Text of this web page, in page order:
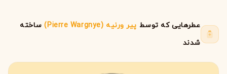
عطرهایی که توسط پیر ورنیه (Pierre Wargnye)
ساخته
شدند